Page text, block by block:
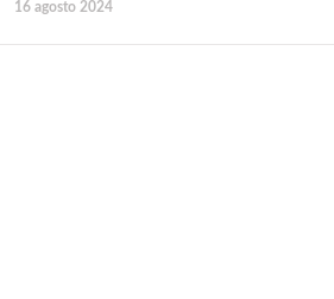
16 agosto 2024